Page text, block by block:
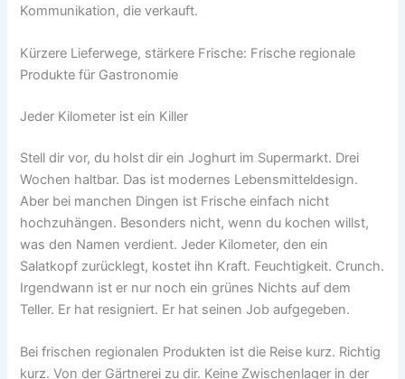
Kommunikation, die verkauft.
Kürzere Lieferwege, stärkere Frische: Frische regionale
Produkte für Gastronomie
Jeder Kilometer ist ein Killer
Stell dir vor, du holst dir ein Joghurt im Supermarkt. Drei
Wochen haltbar. Das ist modernes Lebensmitteldesign.
Aber bei manchen Dingen ist Frische einfach nicht
hochzuhängen. Besonders nicht, wenn du kochen willst,
was den Namen verdient. Jeder Kilometer, den ein
Salatkopf zurücklegt, kostet ihn Kraft. Feuchtigkeit. Crunch.
Irgendwann ist er nur noch ein grünes Nichts auf dem
Teller. Er hat resigniert. Er hat seinen Job aufgegeben.
Bei frischen regionalen Produkten ist die Reise kurz. Richtig
kurz. Von der Gärtnerei zu dir. Keine Zwischenlager in der